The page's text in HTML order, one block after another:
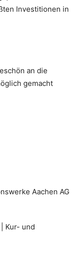
Investitionen in
an die
gemacht
Aachen AG
| Kur- und